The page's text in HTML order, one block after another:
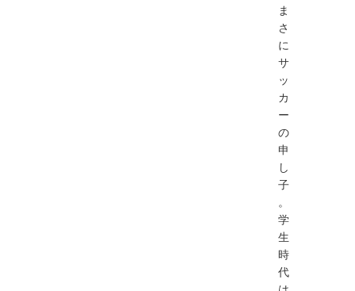
ま
さ
に
サ
ッ
カ
ー
の
申
し
子
。
学
生
時
代